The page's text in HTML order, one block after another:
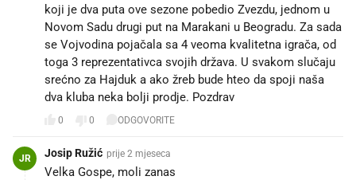
koji je dva puta ove sezone pobedio Zvezdu, jednom u
Novom Sadu drugi put na Marakani u Beogradu. Za sada
se Vojvodina pojačala sa 4 veoma kvalitetna igrača, od
toga 3 reprezentativca svojih država. U svakom slučaju
srećno za Hajduk a ako žreb bude hteo da spoji naša
dva kluba neka bolji prodje. Pozdrav
0 0 ODGOVORITE
JR Josip Ružić prije 2 mjeseca
Velka Gospe, moli zanas